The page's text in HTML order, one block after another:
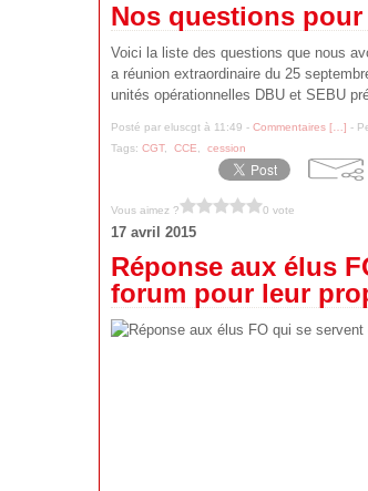
Nos questions pour
Voici la liste des questions que nous
a réunion extraordinaire du 25
unités opérationnelles DBU et SEBU
Posté par eluscgt à 11:49 - Commentaires [ ] -
Tags: CGT, CCE cession
Vous aimez ? 0 vote
17 avril 2015
Réponse aux élus
forum pour leur